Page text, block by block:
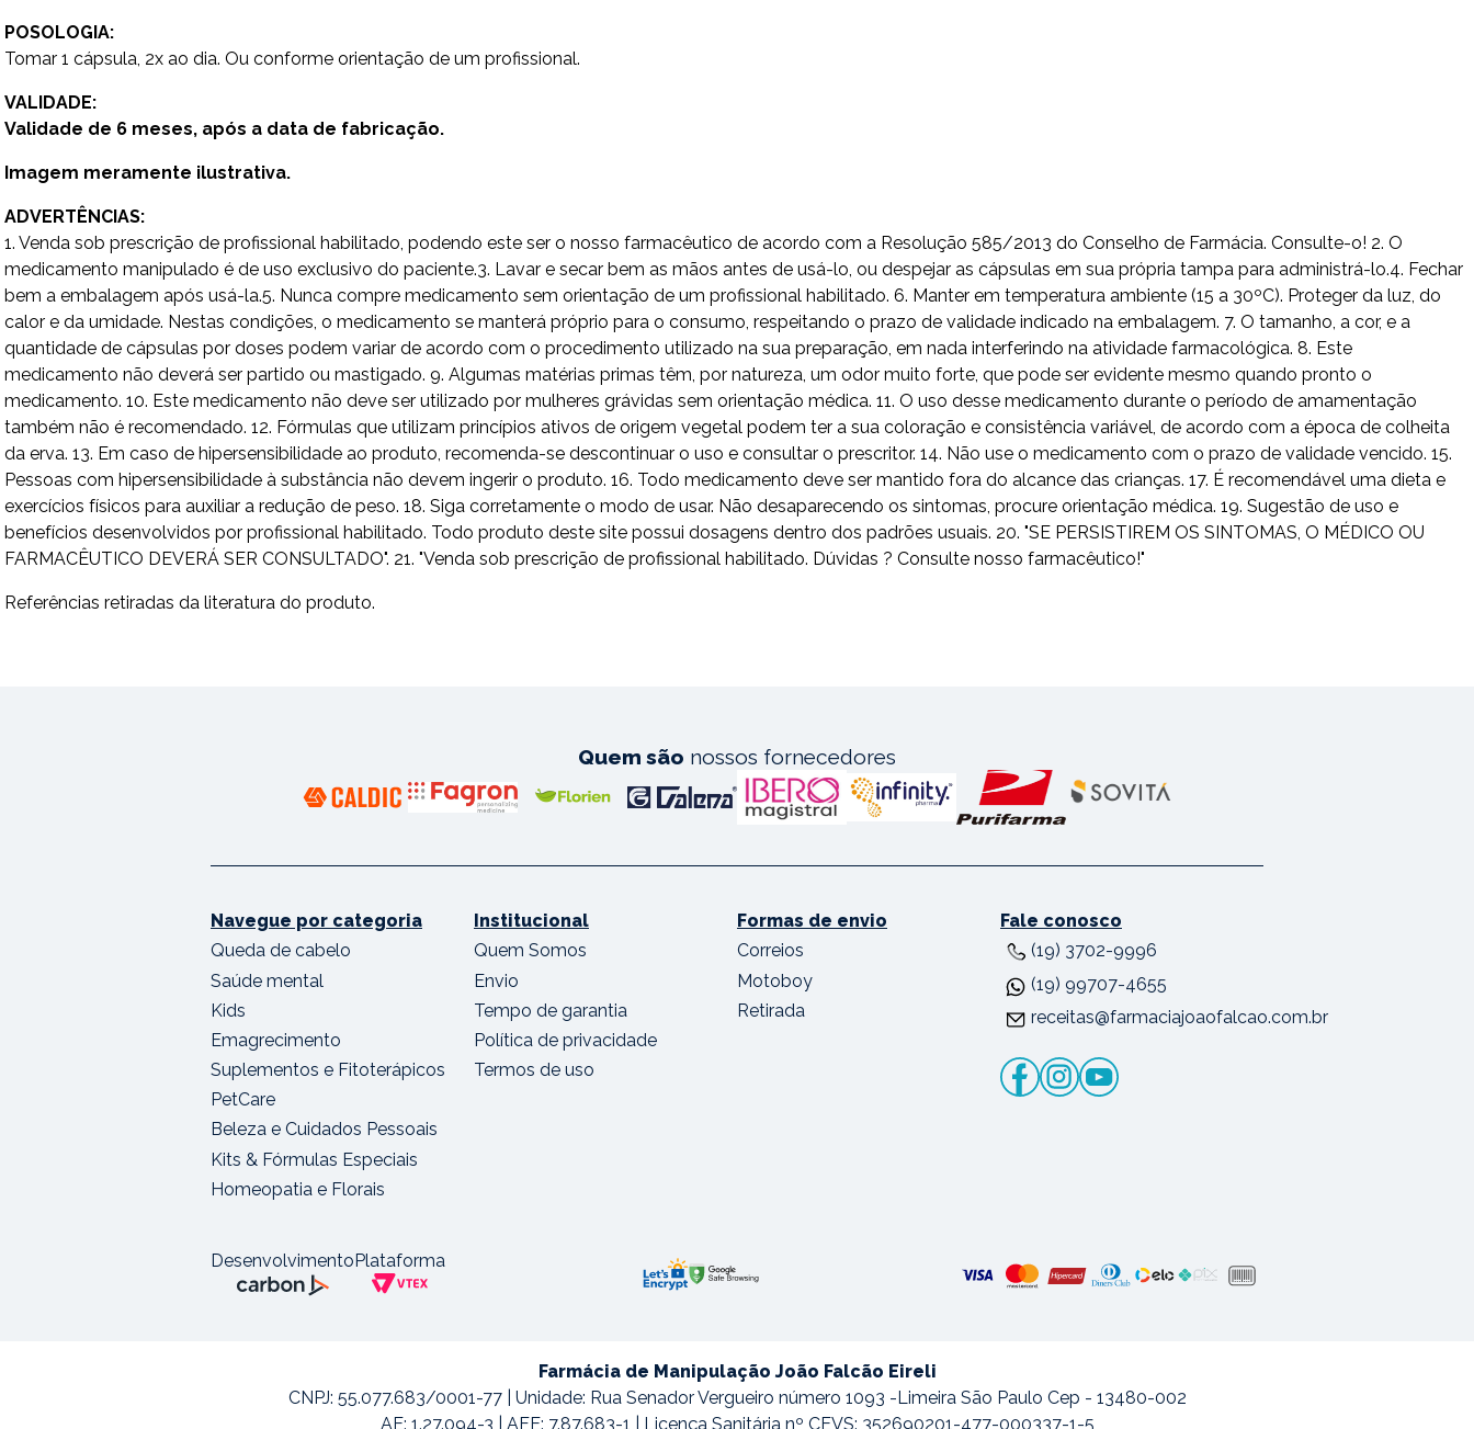
POSOLOGIA:
Tomar 1 cápsula, 2x ao dia. Ou conforme orientação de um profissional.
VALIDADE:
Validade de 6 meses, após a data de fabricação.
Imagem meramente ilustrativa.
ADVERTÊNCIAS:
1. Venda sob prescrição de profissional habilitado, podendo este ser o nosso farmacêutico de acordo com a Resolução 585/2013 do Conselho de Farmácia. Consulte-o! 2. O
medicamento manipulado é de uso exclusivo do paciente.3. Lavar e secar bem as mãos antes de usá-lo, ou despejar as cápsulas em sua própria tampa para administrá-lo.4. Fechar
bem a embalagem após usá-la.5. Nunca compre medicamento sem orientação de um profissional habilitado. 6. Manter em temperatura ambiente (15 a 30ºC). Proteger da luz, do
calor e da umidade. Nestas condições, o medicamento se manterá próprio para o consumo, respeitando o prazo de validade indicado na embalagem. 7. O tamanho, a cor, e a
quantidade de cápsulas por doses podem variar de acordo com o procedimento utilizado na sua preparação, em nada interferindo na atividade farmacológica. 8. Este
medicamento não deverá ser partido ou mastigado. 9. Algumas matérias primas têm, por natureza, um odor muito forte, que pode ser evidente mesmo quando pronto o
medicamento. 10. Este medicamento não deve ser utilizado por mulheres grávidas sem orientação médica. 11. O uso desse medicamento durante o período de amamentação
também não é recomendado. 12. Fórmulas que utilizam princípios ativos de origem vegetal podem ter a sua coloração e consistência variável, de acordo com a época de colheita
da erva. 13. Em caso de hipersensibilidade ao produto, recomenda-se descontinuar o uso e consultar o prescritor. 14. Não use o medicamento com o prazo de validade vencido. 15.
Pessoas com hipersensibilidade à substância não devem ingerir o produto. 16. Todo medicamento deve ser mantido fora do alcance das crianças. 17. É recomendável uma dieta e
exercícios físicos para auxiliar a redução de peso. 18. Siga corretamente o modo de usar. Não desaparecendo os sintomas, procure orientação médica. 19. Sugestão de uso e
benefícios desenvolvidos por profissional habilitado. Todo produto deste site possui dosagens dentro dos padrões usuais. 20. "SE PERSISTIREM OS SINTOMAS, O MÉDICO OU
FARMACÊUTICO DEVERÁ SER CONSULTADO". 21. "Venda sob prescrição de profissional habilitado. Dúvidas ? Consulte nosso farmacêutico!"
Referências retiradas da literatura do produto.
Quem são nossos fornecedores
Navegue por categoria
Queda de cabelo
Saúde mental
Kids
Emagrecimento
Suplementos e Fitoterápicos
PetCare
Beleza e Cuidados Pessoais
Kits & Fórmulas Especiais
Homeopatia e Florais
Institucional
Quem Somos
Envio
Tempo de garantia
Política de privacidade
Termos de uso
Formas de envio
Correios
Motoboy
Retirada
Fale conosco
(19) 3702-9996
(19) 99707-4655
receitas@farmaciajoaofalcao.com.br
DesenvolvimentoPlataforma
Farmácia de Manipulação João Falcão Eireli
CNPJ: 55.077.683/0001-77 | Unidade: Rua Senador Vergueiro número 1093 -Limeira São Paulo Cep - 13480-002
AE: 1.27.094-3 | AFE: 7.87.683-1 | Licença Sanitária nº CEVS: 352690201-477-000337-1-5